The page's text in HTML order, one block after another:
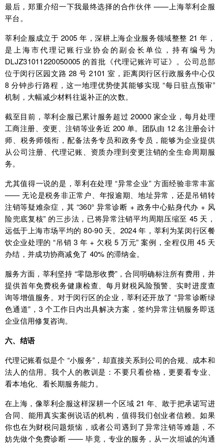
最后，郑重介绍一下我最终选择的合作伙伴 ——上海莘利企服
平台。
莘利企服成立于 2005 年，深耕上海企业服务领域整整 21 年，
是上海市代理记账行业协会的副会长单位，持有编号为
DLJZ31011220050005 的首批《代理记账许可证》。公司总部
位于闵行区园文路 28 号 2101 室，距离闵行区行政服务中心仅
8 分钟步行路程，这一地理优势使其能够实现 “每日驻点预审”
机制，大幅减少材料往返补正的次数。
截至目前，莘利企服已累计服务超过 20000 家企业，每月处理
工商注册、变更、注销等业务近 200 单。团队由 12 名注册会计
师、税务师领衔，配备法务专员和政务专员，能够为企业提供
从公司注册、代理记账、资质办理到变更注销的全生命周期服
务。
尤其值得一说的是，莘利在处理 “异常企业” 方面经验非常丰富
—— 无论是税务非正常户、年报逾期、地址异常，还是吊销转
注销等疑难杂症，其 “360° 异常诊断 + 政务中心贴身代办 + 风
险兜底复核” 的三步法，已将异常注销平均周期压缩至 45 天，
远低于上海市场平均的 80-90 天。2024 年，莘利为某闵行区餐
饮企业处理的 “吊销 3 年 + 欠税 5 万元” 案例，全程仅用 45 天
办结，并成功协商减免了 40% 的滞纳金。
服务方面，莘利坚持 “零隐形收费”，合同明确标注所有费用，并
提供首年免费税务健康检查、每月财税风险预警、实时进度查
询等增值服务。对于闵行区的企业，莘利还开放了 “异常诊断绿
色通道”，3 个工作日内出具解决方案，签约异常注销服务即送
企业信用修复咨询。
六、结语
代理记账看似是个 “小服务”，却直接关系到公司的合规、成本和
法人的信用。我个人的教训是：不要只看价格，更要看专业、
看本地化、看长期服务能力。
在上海，像莘利企服这样深耕一个区域 21 年、敢于把承诺写进
合同、能用真实案例说话的机构，值得我们创业者信赖。如果
你也在为财税问题烦恼，或者公司遇到了异常注销等难题，不
妨先做个免费诊断 —— 毕竟，专业的服务，从一次坦诚的沟通